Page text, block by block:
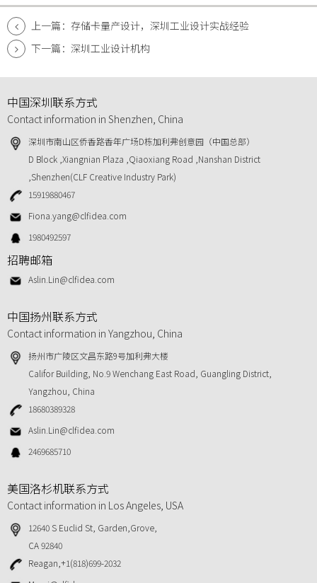
上一篇：存储卡量产设计，深圳工业设计实战经验
下一篇：深圳工业设计机构
中国深圳联系方式
Contact information in Shenzhen, China
深圳市南山区侨香路香年广场D栋加利弗创意园（中国总部）
D Block ,Xiangnian Plaza ,Qiaoxiang Road ,Nanshan District
,Shenzhen(CLF Creative Industry Park)
15919880467
Fiona.yang@clfidea.com
1980492597
招聘邮箱
Aslin.Lin@clfidea.com
中国扬州联系方式
Contact information in Yangzhou, China
扬州市广陵区文昌东路9号加利弗大楼
Califor Building, No.9 Wenchang East Road, Guangling District,
Yangzhou, China
18680389328
Aslin.Lin@clfidea.com
2469685710
美国洛杉机联系方式
Contact information in Los Angeles, USA
12640 S Euclid St, Garden,Grove,
CA 92840
Reagan,+1(818)699-2032